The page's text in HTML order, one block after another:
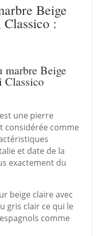
Beige
:
marbre Beige
Classico
une pierre
considérée comme
et date de la
exactement du
beige claire avec
gris clair ce qui le
comme